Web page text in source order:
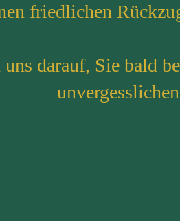
friedlichen
darauf, Sie bald